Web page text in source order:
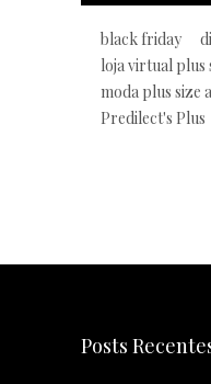
black friday
loja virtual plus
moda plus size
Predilect's Plus
Posts